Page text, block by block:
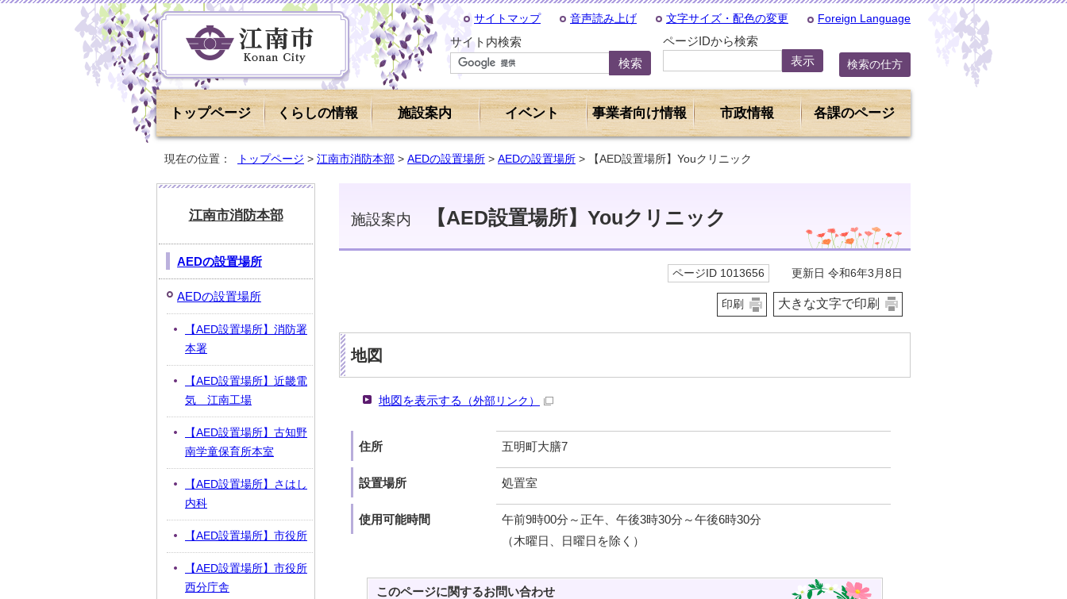
サイトマップ 音声読み上げ 文字サイズ・配色の変更 Foreign Language
サイト内検索 ページIDから検索
検索の仕方
トップページ くらしの情報 施設案内 イベント 事業者向け情報 市政情報 各課のページ
現在の位置： トップページ > 江南市消防本部 > AEDの設置場所 > AEDの設置場所 > 【AED設置場所】Youクリニック
施設案内 【AED設置場所】Youクリニック
ページID 1013656 更新日 令和6年3月8日
印刷 大きな文字で印刷
地図
地図を表示する （外部リンク）
住所 五明町大膳7
設置場所 処置室
使用可能時間
午前9時00分～正午、午後3時30分～午後6時30分
（木曜日、日曜日を除く）
このページに関するお問い合わせ
江南市消防本部
AEDの設置場所
AEDの設置場所
【AED設置場所】消防署
本署
【AED設置場所】近畿電
気 江南工場
【AED設置場所】古知野
南学童保育所本室
【AED設置場所】さはし
内科
【AED設置場所】市役所
【AED設置場所】市役所
西分庁舎